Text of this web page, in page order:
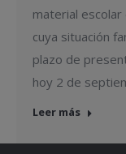
material escolar
cuya situación
plazo de
hoy 2 de
Leer más